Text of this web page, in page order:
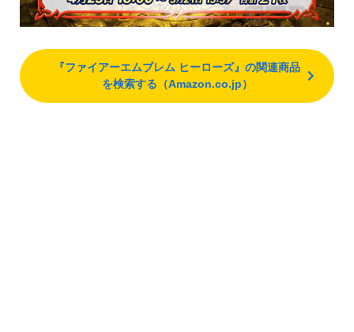
『ファイアーエムブレム ヒーローズ』の関連商品
を検索する（Amazon.co.jp）